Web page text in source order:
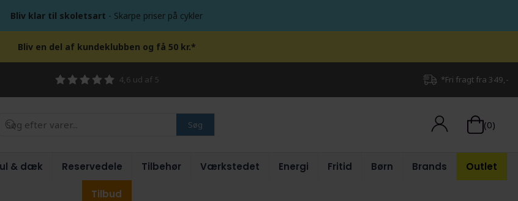
Bliv klar til skoletsart - Skarpe priser på cykler
Bliv en del af kundeklubben og få 50 kr.*
4,6 ud af 5 *Fri fragt fra 349,-
Søg (0)
& dæk Reservedele Tilbehør Værkstedet Energi Fritid Børn Brands Outlet
Tilbud